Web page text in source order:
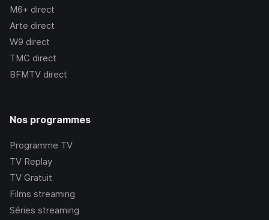
M6+ direct
Arte direct
W9 direct
TMC direct
BFMTV direct
Nos programmes
Programme TV
TV Replay
TV Gratuit
Films streaming
Séries streaming